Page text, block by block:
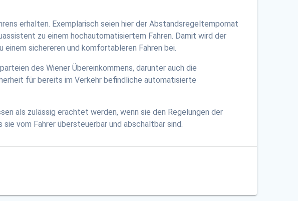
erhalten. Exemplarisch seien hier der Abstandsregeltempomat
zu einem hochautomatisiertem Fahren. Damit wird der
sichereren und komfortableren Fahren bei.
des Wiener Übereinkommens, darunter auch die
für bereits im Verkehr befindliche automatisierte
als zulässig erachtet werden, wenn sie den Regelungen der
vom Fahrer übersteuerbar und abschaltbar sind.